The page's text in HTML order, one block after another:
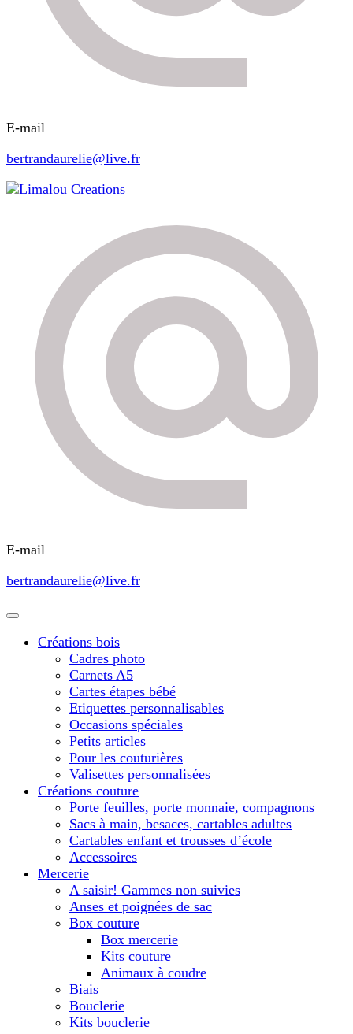
E-mail
bertrandaurelie@live.fr
Limalou Creations
E-mail
bertrandaurelie@live.fr
Créations bois
Cadres photo
Carnets A5
Cartes étapes bébé
Etiquettes personnalisables
Occasions spéciales
Petits articles
Pour les couturières
Valisettes personnalisées
Créations couture
Porte feuilles, porte monnaie, compagnons
Sacs à main, besaces, cartables adultes
Cartables enfant et trousses d’école
Accessoires
Mercerie
A saisir! Gammes non suivies
Anses et poignées de sac
Box couture
Box mercerie
Kits couture
Animaux à coudre
Biais
Bouclerie
Kits bouclerie